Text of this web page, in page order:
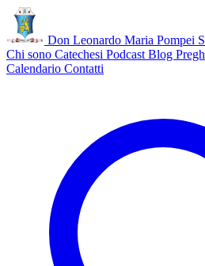
Don Leonardo Maria Pompei
Chi sono Catechesi Podcast Blog
Calendario Contatti